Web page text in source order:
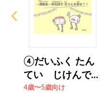
④だいふく たん
てい じけんで...
4歳〜5歳向け